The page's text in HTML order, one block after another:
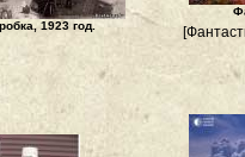
1923 год.